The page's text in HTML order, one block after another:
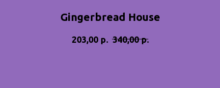
Gingerbread House
203,00 р. 340,00 р.